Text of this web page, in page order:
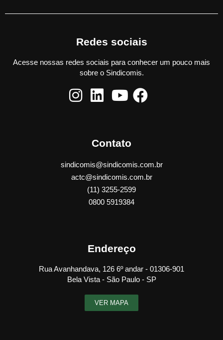
Redes sociais
Acesse nossas redes sociais para conhecer um pouco mais
sobre o Sindicomis.
Contato
sindicomis@sindicomis.com.br
actc@sindicomis.com.br
(11) 3255-2599
0800 5919384
Endereço
Rua Avanhandava, 126 6º andar - 01306-901
Bela Vista - São Paulo - SP
VER MAPA